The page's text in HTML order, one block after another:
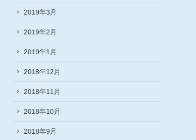
2019年3月
2019年2月
2019年1月
2018年12月
2018年11月
2018年10月
2018年9月